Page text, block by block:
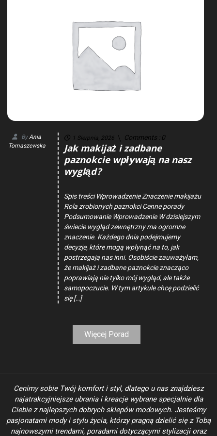
By Ania
Tomaszewska
1 Sierpnia, 2026 Comments : 0
Jak makijaż i zadbane
paznokcie wpływają na nasz
wygląd?
Spis treści Wprowadzenie Znaczenie makijażu
Rola zrobionych paznokci Cenne porady
Podsumowanie Wprowadzenie W dzisiejszym
świecie wygląd zewnętrzny ma ogromne
znaczenie. Każdego dnia podejmujemy
decyzje, które mogą wpłynąć na to, jak
postrzegają nas inni. Osobiście zauważyłam,
że makijaż i zadbane paznokcie znacząco
poprawiają nie tylko mój wygląd, ale także
samopoczucie. W tym artykule chcę podzielić
się […]
Więcej Porad
Cenimy sobie Twój komfort i styl, dlatego u nas znajdziesz
najatrakcyjniejsze ubrania i kreacje wybrane specjalnie dla
Ciebie z najlepszych dobrych sklepów modowych. Jesteśmy
pasjonatami mody i stylu życia, którzy pragną dzielić się z Tobą
najnowszymi trendami, poradami dotyczącymi stylizacji oraz